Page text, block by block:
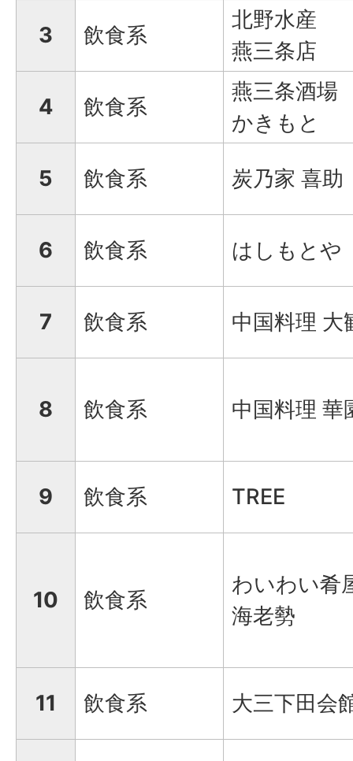
3 飲食系
北野水産
燕三条店
4 飲食系
燕三条酒場
かきもと
5 飲食系 炭乃家 喜助
6 飲食系 はしもとや
7 飲食系 中国料理 大
8 飲食系 中国料理 華
9 飲食系 TREE
10 飲食系
わいわい肴
海老勢
11 飲食系 大三下田会